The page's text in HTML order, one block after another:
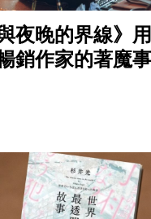
夜晚的界線》
銷作家的著魔